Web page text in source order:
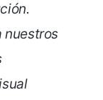
nuestros